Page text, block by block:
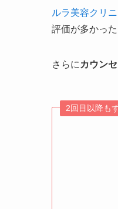
ルラ美容クリ
評価が多かった
さらに カウン
2回目以降も